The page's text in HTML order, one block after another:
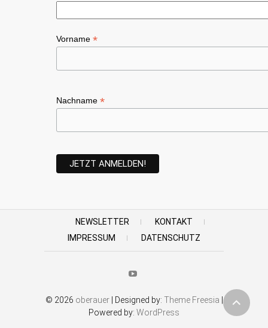
Vorname *
Nachname *
NEWSLETTER
KONTAKT
IMPRESSUM
DATENSCHUTZ
Youtube
© 2026 oberauer| Designed by: Theme Freesia
Powered by: WordPress